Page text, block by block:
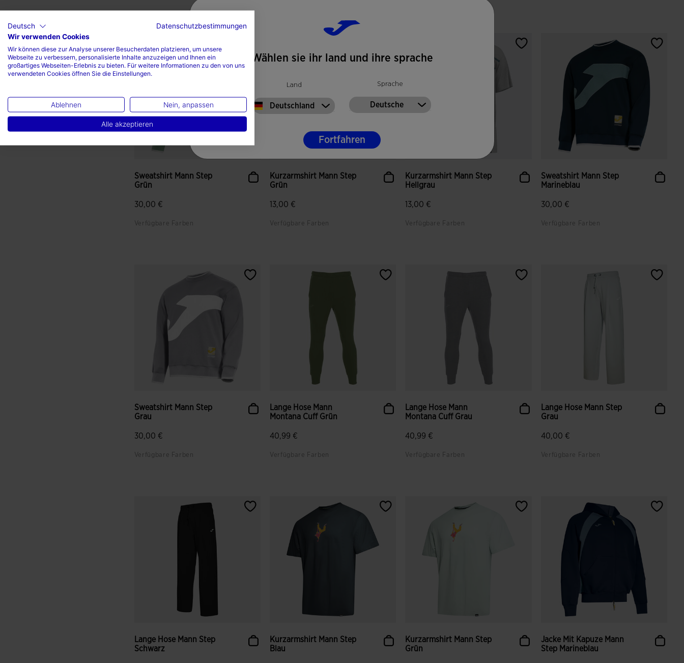
5 von 5 Kundenbewertungen 4,3 von 5 Kundenbewertungen
Sweatshirt Mann Step
Grün
30,00 €
Verfügbare Farben
Kurzarmshirt Mann Step
Grün
13,00 €
Verfügbare Farben
Kurzarmshirt Mann Step
Hellgrau
13,00 €
Verfügbare Farben
Sweatshirt Mann Step
Marineblau
30,00 €
Verfügbare Farben
Sweatshirt Mann Step
Grau
30,00 €
Verfügbare Farben
Lange Hose Mann
Montana Cuff Grün
40,99 €
Verfügbare Farben
Lange Hose Mann
Montana Cuff Grau
40,99 €
Verfügbare Farben
Lange Hose Mann Step
Grau
40,00 €
Verfügbare Farben
Lange Hose Mann Step
Schwarz
Kurzarmshirt Mann Step
Blau
Kurzarmshirt Mann Step
Grün
Jacke Mit Kapuze Mann
Step Marineblau
Wählen sie ihr land und ihre sprache
Land
Deutschland
Sprache
Deutsche
Fortfahren
Deutsch
Datenschutzbestimmungen
Wir verwenden Cookies
Wir können diese zur Analyse unserer Besucherdaten platzieren, um unsere
Webseite zu verbessern, personalisierte Inhalte anzuzeigen und Ihnen ein
großartiges Webseiten-Erlebnis zu bieten. Für weitere Informationen zu den von uns
verwendeten Cookies öffnen Sie die Einstellungen.
Ablehnen Nein, anpassen
Alle akzeptieren